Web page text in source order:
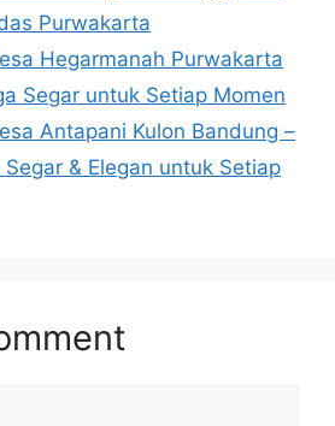
Purwakarta
Hegarmanah Purwakarta
Segar untuk Setiap Momen
Antapani Kulon Bandung –
& Elegan untuk Setiap